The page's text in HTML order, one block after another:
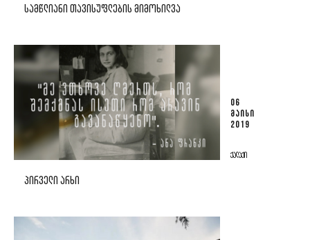
ᲡᲐᲛᲬᲚᲘᲐᲜᲘ ᲗᲐᲕᲘᲡᲣᲤᲚᲔᲑᲘᲡ ᲛᲘᲛᲝᲮᲘᲚᲕᲐ
06
ᲛᲐᲘᲡᲘ
2019
ᲥᲐᲚᲐᲥᲘ
ᲞᲘᲠᲕᲔᲚᲘ ᲐᲠᲮᲘ